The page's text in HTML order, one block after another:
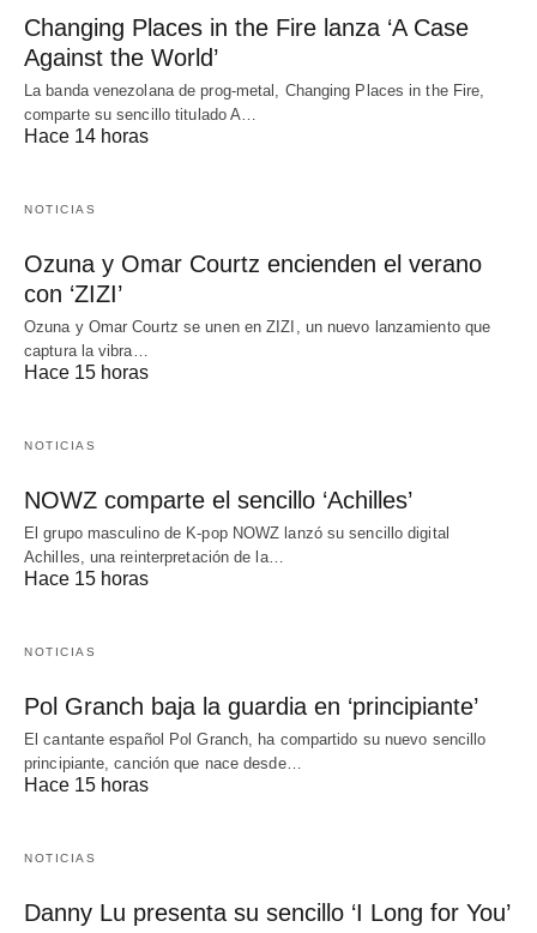
Changing Places in the Fire lanza ‘A Case
Against the World’
La banda venezolana de prog-metal, Changing Places in the Fire,
comparte su sencillo titulado A…
Hace 14 horas
NOTICIAS
Ozuna y Omar Courtz encienden el verano
con ‘ZIZI’
Ozuna y Omar Courtz se unen en ZIZI, un nuevo lanzamiento que
captura la vibra…
Hace 15 horas
NOTICIAS
NOWZ comparte el sencillo ‘Achilles’
El grupo masculino de K-pop NOWZ lanzó su sencillo digital
Achilles, una reinterpretación de la…
Hace 15 horas
NOTICIAS
Pol Granch baja la guardia en ‘principiante’
El cantante español Pol Granch, ha compartido su nuevo sencillo
principiante, canción que nace desde…
Hace 15 horas
NOTICIAS
Danny Lu presenta su sencillo ‘I Long for You’